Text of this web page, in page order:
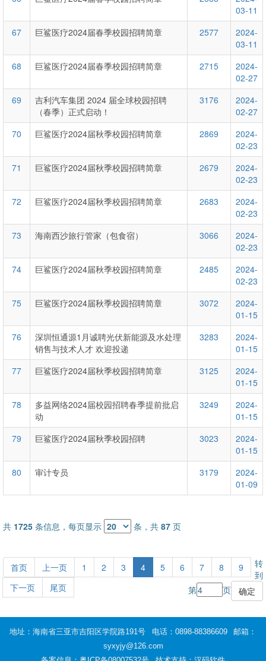
03-11
67
巨鲨医疗2024届春季校园招聘简章 2577
2024-
03-11
68
巨鲨医疗2024届春季校园招聘简章 2715
2024-
02-27
69
吉利汽车集团 2024 届全球校园招聘
（春季）正式启动！
3176
2024-
02-27
70
巨鲨医疗2024届秋季校园招聘简章 2869
2024-
02-23
71
巨鲨医疗2024届秋季校园招聘简章 2679
2024-
02-23
72
巨鲨医疗2024届秋季校园招聘简章 2683
2024-
02-23
73
海南西沙旅行管家（包食宿） 3066
2024-
02-23
74
巨鲨医疗2024届秋季校园招聘简章 2485
2024-
02-23
75
巨鲨医疗2024届秋季校园招聘简章 3072
2024-
01-15
76
深圳恒通源1月诚聘光伏新能源及水处理
销售与技术人才 欢迎投递
3283
2024-
01-15
77
巨鲨医疗2024届秋季校园招聘简章 3125
2024-
01-15
78
多益网络2024届校园招聘春季提前批启
动
3249
2024-
01-15
79
巨鲨医疗2024届秋季校园招聘 3023
2024-
01-15
80
审计专员 3179
2024-
01-09
共 1725 条信息，每页显示 条，共 87 页
首页 上一页 1 2 3 4 5 6 7 8
9
下一页
尾页
转
到
第
页
地址：海南省三亚市吉阳区学院路191号 电话：0898-88386609
邮箱：
syxyjy@126.com